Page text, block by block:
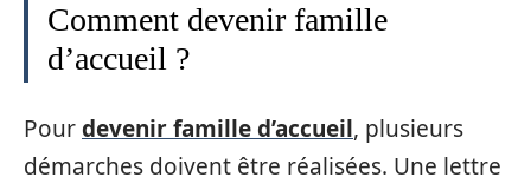
Comment devenir famille
d’accueil ?
Pourdevenir famille d’accueil, plusieurs
démarches doivent être réalisées. Une lettre